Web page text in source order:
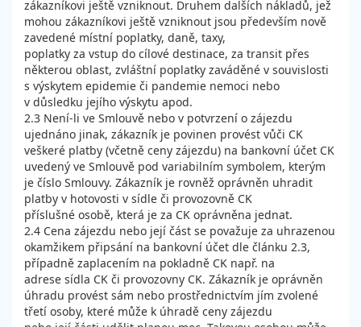
zákazníkovi ještě vzniknout. Druhem dalších nákladů, jež
mohou zákazníkovi ještě vzniknout jsou především nově
zavedené místní poplatky, daně, taxy,
poplatky za vstup do cílové destinace, za transit přes
některou oblast, zvláštní poplatky zaváděné v souvislosti
s výskytem epidemie či pandemie nemoci nebo
v důsledku jejího výskytu apod.
2.3 Není-li ve Smlouvě nebo v potvrzení o zájezdu
ujednáno jinak, zákazník je povinen provést vůči CK
veškeré platby (včetně ceny zájezdu) na bankovní účet CK
uvedený ve Smlouvě pod variabilním symbolem, kterým
je číslo Smlouvy. Zákazník je rovněž oprávněn uhradit
platby v hotovosti v sídle či provozovně CK
příslušné osobě, která je za CK oprávněna jednat.
2.4 Cena zájezdu nebo její část se považuje za uhrazenou
okamžikem připsání na bankovní účet dle článku 2.3,
případně zaplacením na pokladně CK např. na
adrese sídla CK či provozovny CK. Zákazník je oprávněn
úhradu provést sám nebo prostřednictvím jím zvolené
třetí osoby, které může k úhradě ceny zájezdu